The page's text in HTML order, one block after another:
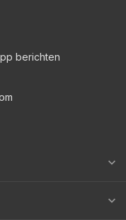
berichten